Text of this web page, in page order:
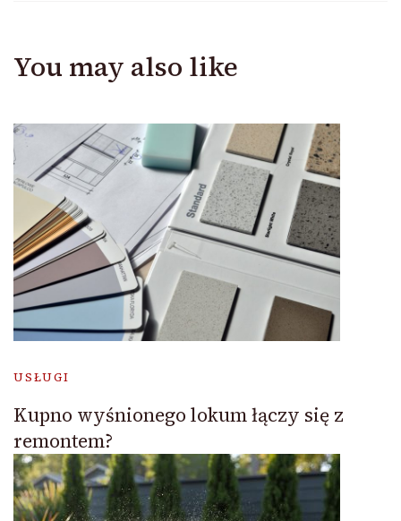
You may also like
USŁUGI
Kupno wyśnionego lokum łączy się z
remontem?